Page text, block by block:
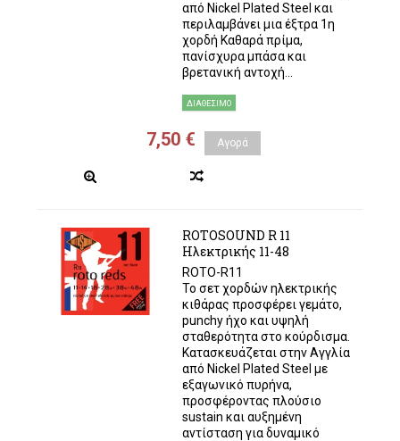
από Nickel Plated Steel και
περιλαμβάνει μια έξτρα 1η
χορδή Καθαρά πρίμα,
πανίσχυρα μπάσα και
βρετανική αντοχή...
ΔΙΑΘΈΣΙΜΟ
7,50 € Αγορά
ROTOSOUND R 11
Ηλεκτρικής 11-48
ROTO-R11
Το σετ χορδών ηλεκτρικής
κιθάρας προσφέρει γεμάτο,
punchy ήχο και υψηλή
σταθερότητα στο κούρδισμα.
Κατασκευάζεται στην Αγγλία
από Nickel Plated Steel με
εξαγωνικό πυρήνα,
προσφέροντας πλούσιο
sustain και αυξημένη
αντίσταση για δυναμικό